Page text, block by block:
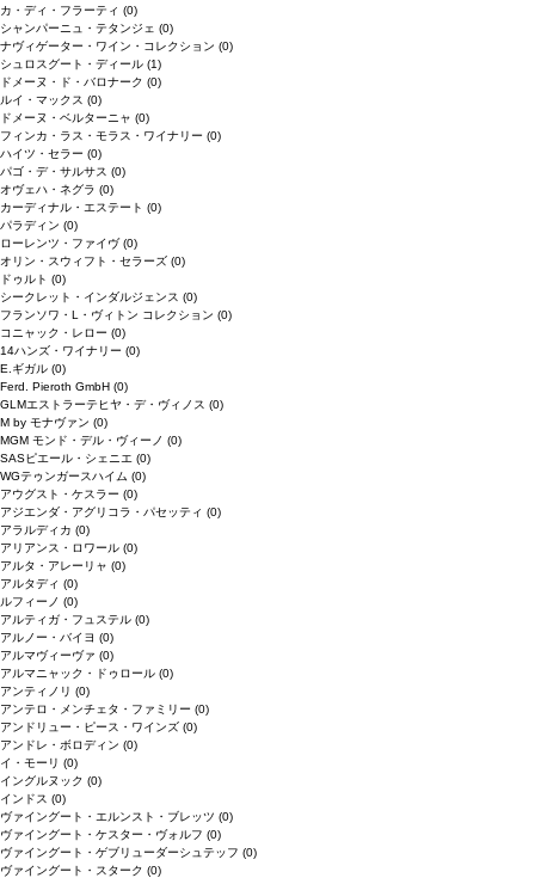
カ・ディ・フラーティ (0)
シャンパーニュ・テタンジェ (0)
ナヴィゲーター・ワイン・コレクション (0)
シュロスグート・ディール (1)
ドメーヌ・ド・バロナーク (0)
ルイ・マックス (0)
ドメーヌ・ベルターニャ (0)
フィンカ・ラス・モラス・ワイナリー (0)
ハイツ・セラー (0)
パゴ・デ・サルサス (0)
オヴェハ・ネグラ (0)
カーディナル・エステート (0)
パラディン (0)
ローレンツ・ファイヴ(0)
オリン・スウィフト・セラーズ (0)
ドゥルト (0)
シークレット・インダルジェンス (0)
フランソワ・L・ヴィトン コレクション (0)
コニャック・レロー (0)
14ハンズ・ワイナリー (0)
E.ギガル (0)
Ferd. Pieroth GmbH (0)
GLMエストラーテヒヤ・デ・ヴィノス (0)
M by モナヴァン (0)
MGM モンド・デル・ヴィーノ (0)
SASピエール・シェニエ (0)
WGテゥンガースハイム (0)
アウグスト・ケスラー (0)
アジエンダ・アグリコラ・パセッティ (0)
アラルディカ (0)
アリアンス・ロワール (0)
アルタ・アレーリャ (0)
アルタディ (0)
ルフィーノ (0)
アルティガ・フュステル (0)
アルノー・バイヨ (0)
アルマヴィーヴァ (0)
アルマニャック・ドゥロール (0)
アンティノリ (0)
アンテロ・メンチェタ・ファミリー (0)
アンドリュー・ピース・ワインズ (0)
アンドレ・ボロディン (0)
イ・モーリ (0)
イングルヌック (0)
インドス (0)
ヴァイングート・エルンスト・ブレッツ (0)
ヴァイングート・ケスター・ヴォルフ (0)
ヴァイングート・ゲブリューダーシュテッフ (0)
ヴァイングート・スターク (0)